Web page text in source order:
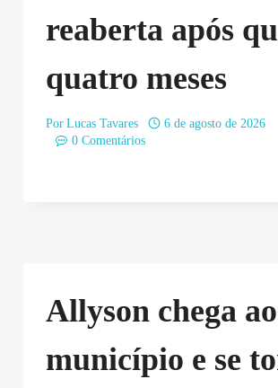
reaberta após
quatro meses
Por Lucas Tavares
6 de agosto de 2026
0 Comentários
Allyson chega ao
município e se